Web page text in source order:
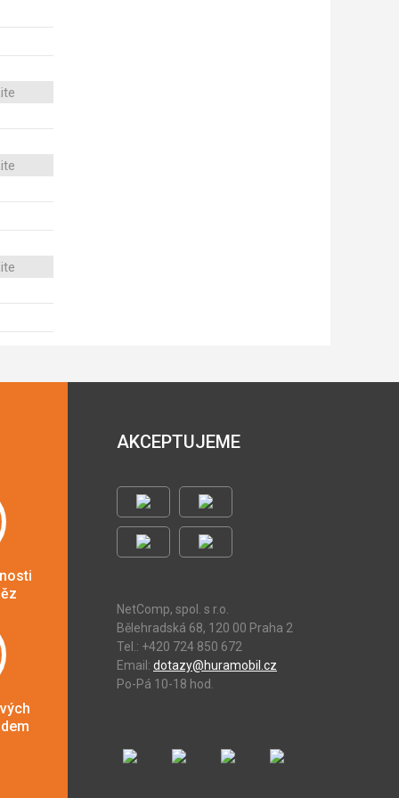
AKCEPTUJEME
NetComp, spol. s r.o.
Bělehradská 68, 120 00 Praha 2
Tel.: +420 724 850 672
Email: dotazy@huramobil.cz
Po-Pá 10-18 hod.